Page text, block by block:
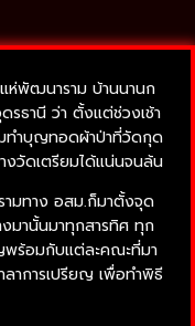
ห่พัฒนาราม บ้านนานก
ธานี ว่า ตั้งแต่ช่วงเช้า
มทำบุญทอดผ้าป่าที่วัดกุด
งวัดเตรียมได้แน่นจนล้น
ามทาง อสม.ก็มาตั้งจุด
งมานั้นมาทุกสารทิศ ทุก
พร้อมกับแต่ละคณะที่มา
าการเปรียญ เพื่อทำพิธี